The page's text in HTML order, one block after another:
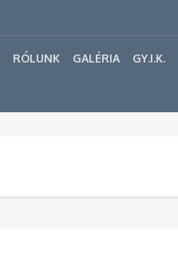
RÓLUNK GALÉRIA GY.I.K.